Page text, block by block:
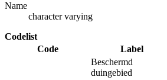
Name
character varying
Codelist
Code
Label
Beschermd
duingebied